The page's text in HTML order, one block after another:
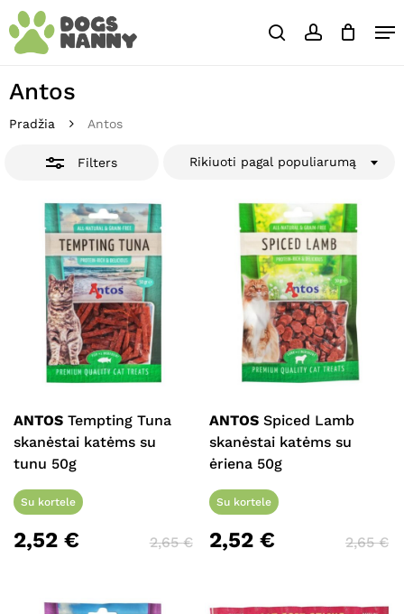
Skip
to
main
searchaccount
Krepšelis
Cart
Antos
Pradžia Antos
Filters Rikiuoti pagal populiarumą
Close
ANTOS Tempting Tuna
skanėstai katėms su
tunu 50g
Su kortele
2,52 € 2,65€
ANTOS Spiced Lamb
skanėstai katėms su
ėriena 50g
Su kortele
2,52€ 2,65€